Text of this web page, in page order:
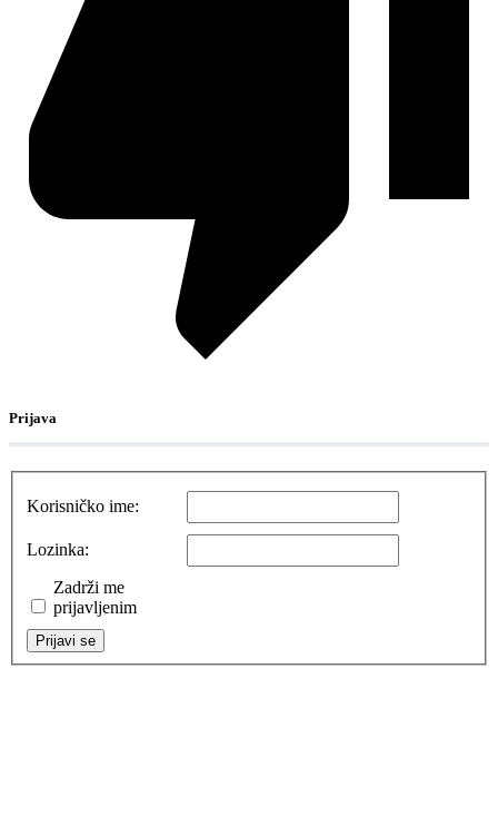
Prijava
Korisničko ime:
Lozinka:
Zadrži me
prijavljenim
Prijavi se